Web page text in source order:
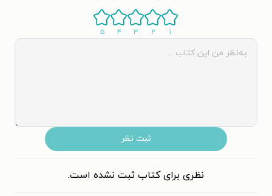
۱ ۲ ۳ ۴ ۵
ثبت نظر
نظری برای کتاب ثبت نشده است.